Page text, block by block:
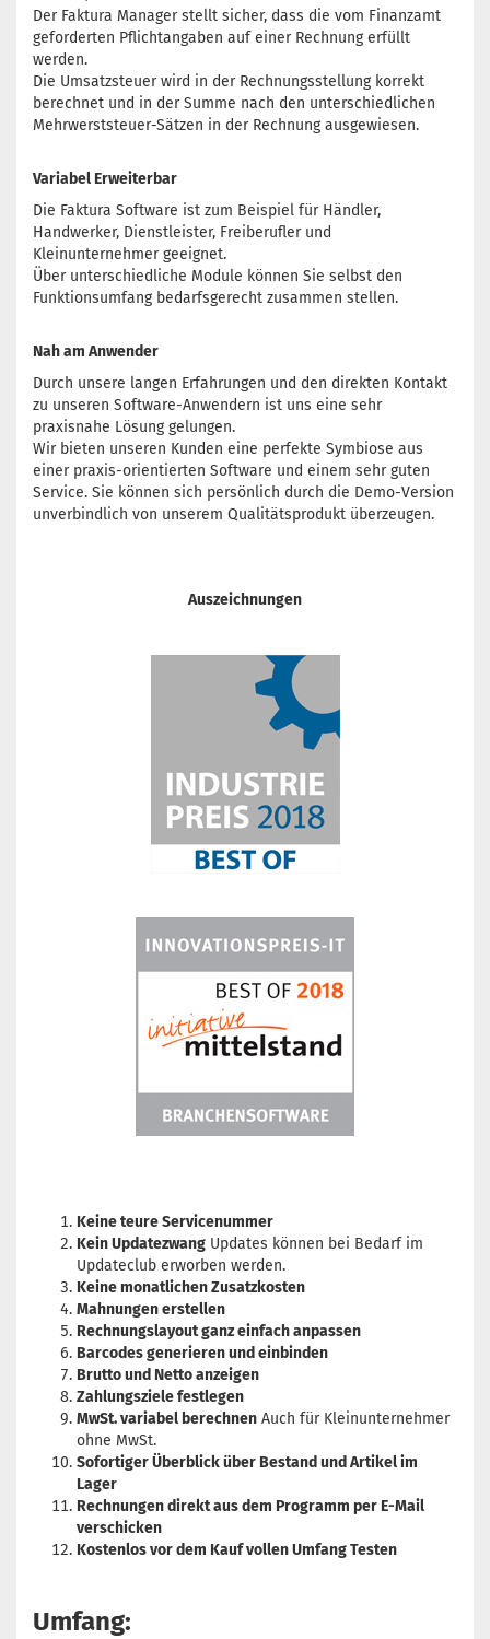
Der Faktura Manager stellt sicher, dass die vom Finanzamt
geforderten Pflichtangaben auf einer Rechnung erfüllt
werden.
Die Umsatzsteuer wird in der Rechnungsstellung korrekt
berechnet und in der Summe nach den unterschiedlichen
Mehrwerststeuer-Sätzen in der Rechnung ausgewiesen.
Variabel Erweiterbar
Die Faktura Software ist zum Beispiel für Händler,
Handwerker, Dienstleister, Freiberufler und
Kleinunternehmer geeignet.
Über unterschiedliche Module können Sie selbst den
Funktionsumfang bedarfsgerecht zusammen stellen.
Nah am Anwender
Durch unsere langen Erfahrungen und den direkten Kontakt
zu unseren Software-Anwendern ist uns eine sehr
praxisnahe Lösung gelungen.
Wir bieten unseren Kunden eine perfekte Symbiose aus
einer praxis-orientierten Software und einem sehr guten
Service. Sie können sich persönlich durch die Demo-Version
unverbindlich von unserem Qualitätsprodukt überzeugen.
Auszeichnungen
Keine teure Servicenummer
Kein Updatezwang Updates können bei Bedarf im
Updateclub erworben werden.
Keine monatlichen Zusatzkosten
Mahnungen erstellen
Rechnungslayout ganz einfach anpassen
Barcodes generieren und einbinden
Brutto und Netto anzeigen
Zahlungsziele festlegen
MwSt. variabel berechnen Auch für Kleinunternehmer
ohne MwSt.
Sofortiger Überblick über Bestand und Artikel im
Lager
Rechnungen direkt aus dem Programm per E-Mail
verschicken
Kostenlos vor dem Kauf vollen Umfang Testen
Umfang: